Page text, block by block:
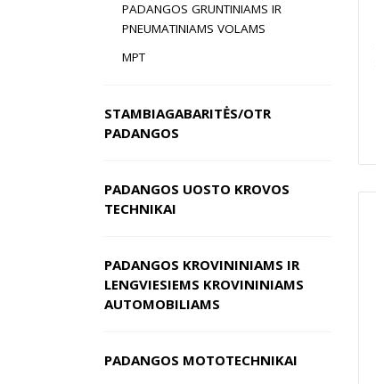
PADANGOS GRUNTINIAMS IR
PNEUMATINIAMS VOLAMS
MPT
STAMBIAGABARITĖS/OTR
PADANGOS
PADANGOS UOSTO KROVOS
TECHNIKAI
PADANGOS KROVININIAMS IR
LENGVIESIEMS KROVININIAMS
AUTOMOBILIAMS
PADANGOS MOTOTECHNIKAI